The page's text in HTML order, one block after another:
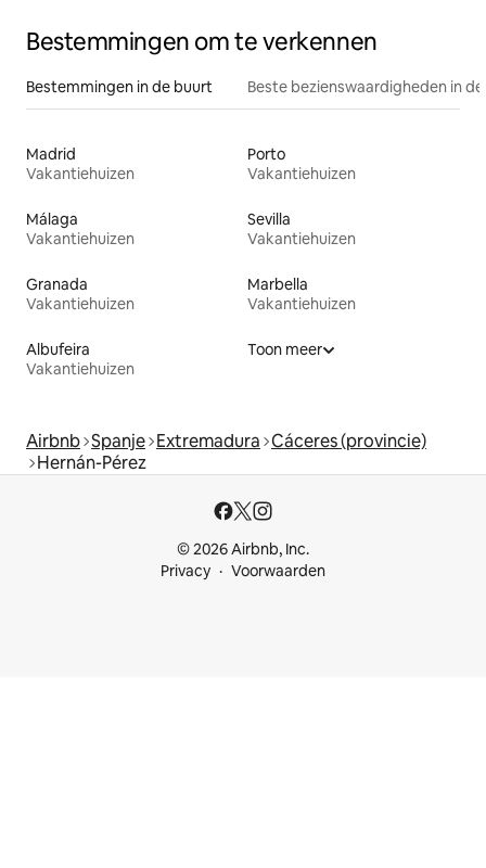
Bestemmingen om te verkennen
Bestemmingen in de buurt Beste bezienswaardigheden in
Madrid
Vakantiehuizen
Porto
Vakantiehuizen
Málaga
Vakantiehuizen
Sevilla
Vakantiehuizen
Granada
Vakantiehuizen
Marbella
Vakantiehuizen
Albufeira
Vakantiehuizen
Toon meer
Airbnb Spanje Extremadura Cáceres (provincie)
Hernán-Pérez
© 2026 Airbnb, Inc.
Privacy
Voorwaarden